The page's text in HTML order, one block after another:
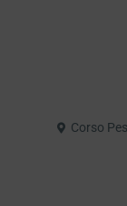
Corso